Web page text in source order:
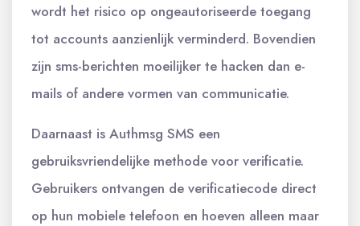
wordt het risico op ongeautoriseerde toegang
tot accounts aanzienlijk verminderd. Bovendien
zijn sms-berichten moeilijker te hacken dan e-
mails of andere vormen van communicatie.
Daarnaast is Authmsg SMS een
gebruiksvriendelijke methode voor verificatie.
Gebruikers ontvangen de verificatiecode direct
op hun mobiele telefoon en hoeven alleen maar